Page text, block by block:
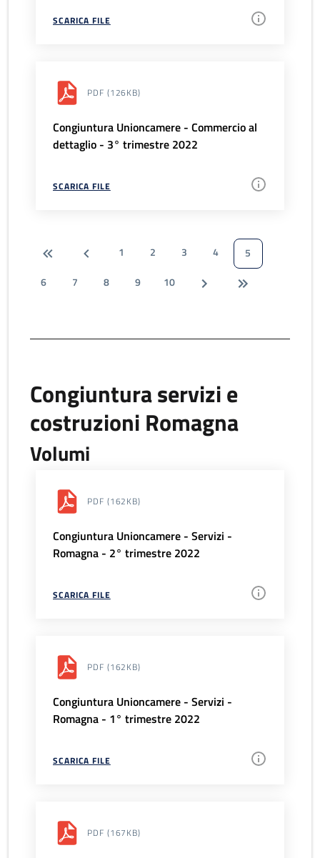
SCARICA FILE
PDF (126KB)
Congiuntura Unioncamere - Commercio al
dettaglio - 3° trimestre 2022
SCARICA FILE
1 2 3 4
5
6
7 8 9 10
Congiuntura servizi e
costruzioni Romagna
Volumi
PDF (162KB)
Congiuntura Unioncamere - Servizi -
Romagna - 2° trimestre 2022
SCARICA FILE
PDF (162KB)
Congiuntura Unioncamere - Servizi -
Romagna - 1° trimestre 2022
SCARICA FILE
PDF (167KB)